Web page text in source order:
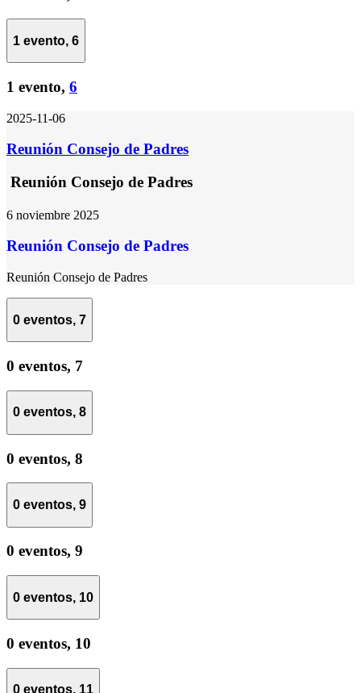
1 evento, 6
1 evento, 6
2025-11-06
Reunión Consejo de Padres
Reunión Consejo de Padres
6 noviembre 2025
Reunión Consejo de Padres
Reunión Consejo de Padres
0 eventos, 7
0 eventos, 7
0 eventos, 8
0 eventos, 8
0 eventos, 9
0 eventos, 9
0 eventos, 10
0 eventos, 10
0 eventos, 11